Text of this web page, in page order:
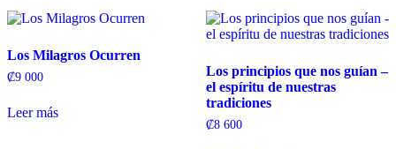
Los Milagros Ocurren
₡9 000
Leer más
Los principios que nos guían –
el espíritu de nuestras
tradiciones
₡8 600